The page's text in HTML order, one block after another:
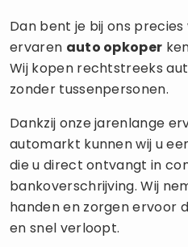
Dan bent je bij ons precies
ervaren auto opkoper
Wij kopen rechtstreeks
zonder tussenpersonen.
Dankzij onze jarenlange
automarkt kunnen wij u
die u direct ontvangt in
bankoverschrijving. Wij
handen en zorgen ervoor
en snel verloopt.